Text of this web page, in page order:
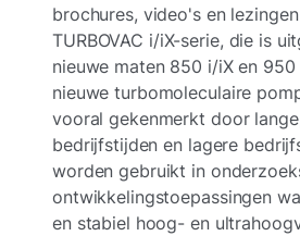
brochures, video's en
TURBOVAC i/iX-serie, die is
nieuwe maten 850 i/iX en
nieuwe turbomoleculaire
vooral gekenmerkt door
bedrijfstijden en lagere
worden gebruikt in
ontwikkelingstoepassingen
en stabiel hoog- en